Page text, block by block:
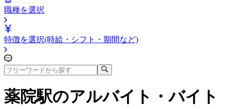
職種を選択
特徴を選択(時給・シフト・期間など)
薬院駅のアルバイト・バイト